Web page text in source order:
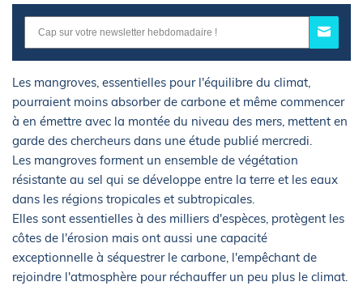
Les mangroves, essentielles pour l'équilibre du climat,
pourraient moins absorber de carbone et même commencer
à en émettre avec la montée du niveau des mers, mettent en
garde des chercheurs dans une étude publié mercredi.
Les mangroves forment un ensemble de végétation
résistante au sel qui se développe entre la terre et les eaux
dans les régions tropicales et subtropicales.
Elles sont essentielles à des milliers d'espèces, protègent les
côtes de l'érosion mais ont aussi une capacité
exceptionnelle à séquestrer le carbone, l'empêchant de
rejoindre l'atmosphère pour réchauffer un peu plus le climat.